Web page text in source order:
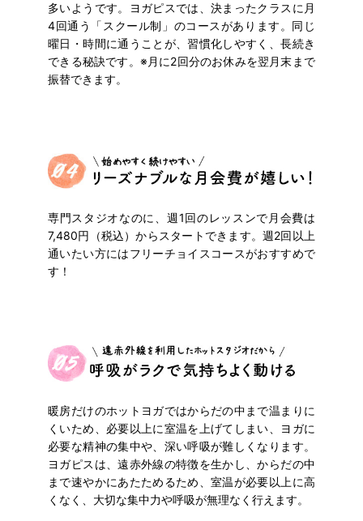
多いようです。
ヨガピスでは、決まったクラスに月
4回通う「スクール制」のコースがあります。 同じ
曜日・時間に通うことが、習慣化しやすく、長続き
できる秘訣です。 ※月に2回分のお休みを翌月末まで
振替できます。
専門スタジオなのに、週1回のレッスンで月会費は
7,480円（税込）からスタートできます。 週2回以上
通いたい方にはフリーチョイスコースがおすすめで
す！
暖房だけのホットヨガではからだの中まで温まりに
くいため、 必要以上に室温を上げてしまい、ヨガに
必要な精神の集中や、深い呼吸が難しくなります。
ヨガピスは、遠赤外線の特徴を生かし、からだの中
まで速やかにあたためるため、室温が必要以上に高
くなく、大切な集中力や呼吸が無理なく行えます。